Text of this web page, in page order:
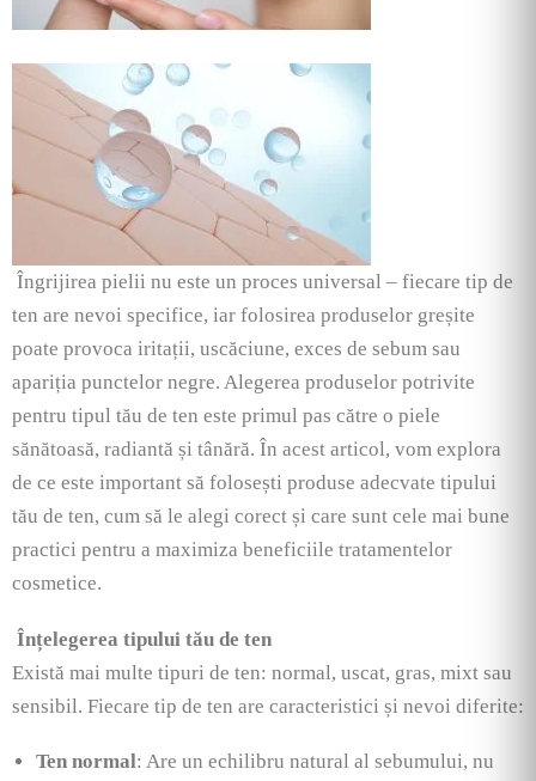
Îngrijirea pielii nu este un proces universal – fiecare tip de
ten are nevoi specifice, iar folosirea produselor greșite
poate provoca iritații, uscăciune, exces de sebum sau
apariția punctelor negre. Alegerea produselor potrivite
pentru tipul tău de ten este primul pas către o piele
sănătoasă, radiantă și tânără. În acest articol, vom explora
de ce este important să folosești produse adecvate tipului
tău de ten, cum să le alegi corect și care sunt cele mai bune
practici pentru a maximiza beneficiile tratamentelor
cosmetice.
Înțelegerea tipului tău de ten
Există mai multe tipuri de ten: normal, uscat, gras, mixt sau
sensibil. Fiecare tip de ten are caracteristici și nevoi diferite:
Ten normal: Are un echilibru natural al sebumului, nu